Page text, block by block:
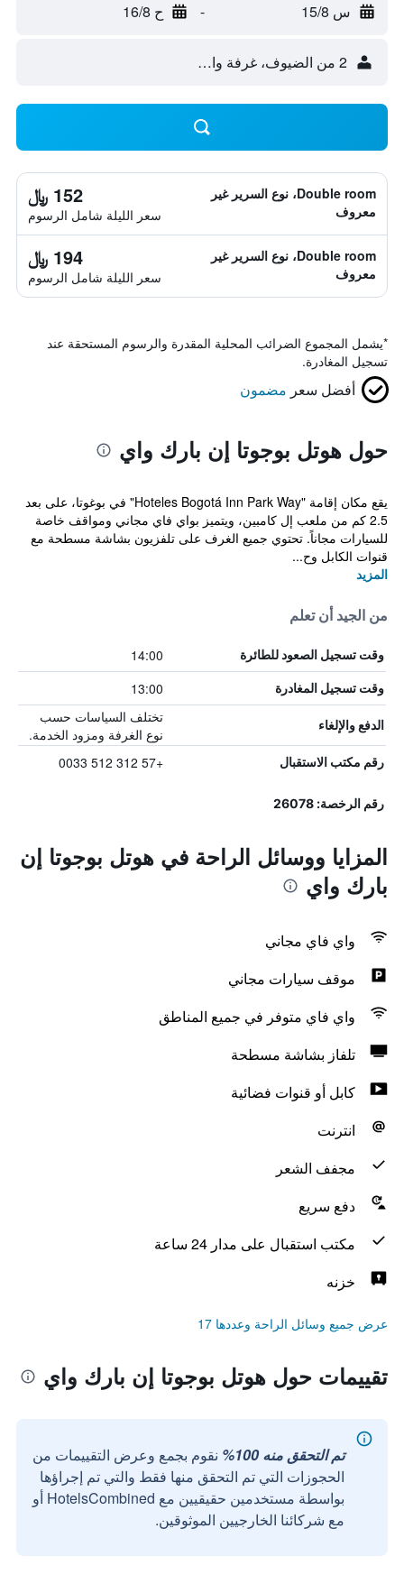
س 15/8 - ح 16/8
2 من الضيوف، غرفة واحدة
Double room، نوع السرير غير
معروف
152 ﷼
سعر الليلة شامل الرسوم
Double room، نوع السرير غير
معروف
194 ﷼
سعر الليلة شامل الرسوم
*يشمل المجموع الضرائب المحلية المقدرة والرسوم المستحقة عند
تسجيل المغادرة.
أفضل سعر مضمون
حول هوتل بوجوتا إن بارك واي
يقع مكان إقامة "Hoteles Bogotá Inn Park Way" في بوغوتا، على بعد
2.5 كم من ملعب إل كامبين، ويتميز بواي فاي مجاني ومواقف خاصة
للسيارات مجاناً. تحتوي جميع الغرف على تلفزيون بشاشة مسطحة مع
قنوات الكابل وح...
المزيد
من الجيد أن تعلم
وقت تسجيل الصعود للطائرة 14:00
وقت تسجيل المغادرة 13:00
الدفع والإلغاء
تختلف السياسات حسب
نوع الغرفة ومزود الخدمة.
رقم مكتب الاستقبال +57 312 512 0033
رقم الرخصة: 26078
المزايا ووسائل الراحة في هوتل بوجوتا إن
بارك واي
واي فاي مجاني
موقف سيارات مجاني
واي فاي متوفر في جميع المناطق
تلفاز بشاشة مسطحة
كابل أو قنوات فضائية
انترنت
مجفف الشعر
دفع سريع
مكتب استقبال على مدار 24 ساعة
خزنه
عرض جميع وسائل الراحة وعددها 17
تقييمات حول هوتل بوجوتا إن بارك واي
تم التحقق منه 100%
نقوم بجمع وعرض التقييمات من
الحجوزات التي تم التحقق منها فقط والتي تم إجراؤها
بواسطة مستخدمين حقيقيين مع HotelsCombined أو
مع شركائنا الخارجيين الموثوقين.